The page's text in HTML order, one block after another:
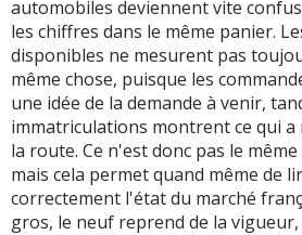
automobiles deviennent vite
les chiffres dans le même panier.
disponibles ne mesurent pas
même chose, puisque les
une idée de la demande à venir,
immatriculations montrent ce qui a
la route. Ce n'est donc pas le
mais cela permet quand même de
correctement l'état du marché
gros, le neuf reprend de la